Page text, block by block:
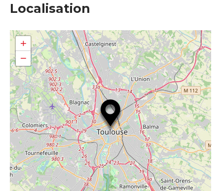
Localisation
+
−